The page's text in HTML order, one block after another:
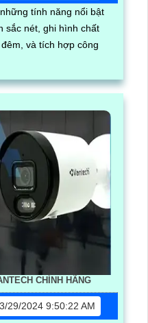
tính năng nổi bật
sắc nét, ghi hình chất
và tích hợp công
CHÍNH HÃNG
3/29/2024 9:50:22 AM